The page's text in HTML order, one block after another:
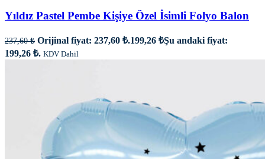
Yıldız Pastel Pembe Kişiye Özel İsimli Folyo Balon
237,60₺ Orijinal fiyat: 237,60 ₺.199,26 ₺Şu andaki fiyat:
199,26 ₺. KDV Dahil